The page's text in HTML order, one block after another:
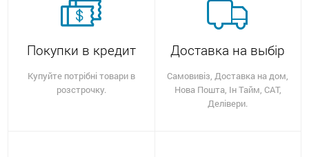
Покупки в кредит
Купуйте потрібні товари в
розстрочку.
Доставка на выбір
Самовивіз, Доставка на дом,
Нова Пошта, Ін Тайм, САТ,
Делівери.